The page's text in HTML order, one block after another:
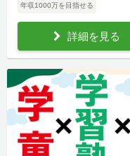
年収1000万を目指せる
詳細を見る